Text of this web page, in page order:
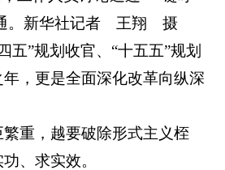
。新华社记者 王翔 摄
五”规划收官、“十五五”规划
，更是全面深化改革向纵深
重，越要破除形式主义桎
、求实效。